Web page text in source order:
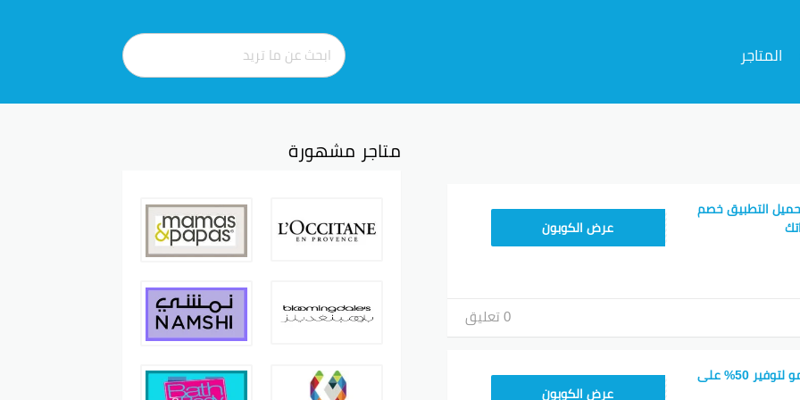
المتاجر
التطبيق خصم
CX433209
عرض الكوبون
0 تعليق
اكتشف كود خصم تيمو لتوفير 50% على
TEM34عرض الكوبون
متاجر مشهورة